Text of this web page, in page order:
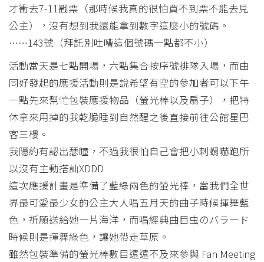
才衝去7-11戳票（那時候我真的很怕買不到票不能去見
公主），沒有想到我還能拿到數字這麼小的號碼。
……143號（拜託別吐嘈這個號碼一點都不小）
活動當天是七點開場，六點集合按序號排隊入場，而由
同好發起的應援活動則是說希望有空的參加者可以下午
一點先來幫忙包裝應援物品（螢光棒以及扇子），把特
休拿來用掉的我乾脆睡到自然醒之後直接前往公館星巴
客三樓。
我隱約有認出瑟瞳，不過我很怕自己會把小刺蝟嚇跑所
以沒有主動搭訕XDDD
這次應援計畫是準備了藍綠兩色的螢光棒，當我們全世
界最可愛最少女的公主大人唱五月天的曲子時候揮舞藍
色，祈願送給她一片海洋，而唱經典曲目虫のバラード
時候則是揮舞綠色，讓她帶走草原。
雖然包裝準備的螢光棒數目遠遠不及來參與 Fan Meeting